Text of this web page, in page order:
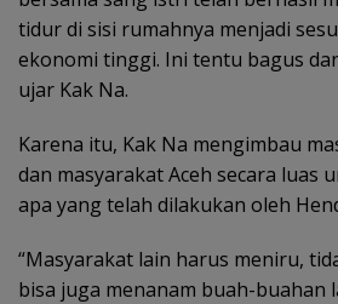
tidur di sisi rumahnya menjadi
ekonomi tinggi. Ini tentu bagus
ujar Kak Na.
Karena itu, Kak Na mengimbau
dan masyarakat Aceh secara luas
apa yang telah dilakukan oleh
“Masyarakat lain harus meniru,
bisa juga menanam buah-buahan